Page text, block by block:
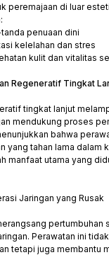
peremajaan di luar
penuaan dini
kelelahan dan stres
kulit dan vitalitas
Regeneratif Tingkat
tingkat lanjut
mendukung proses
bahwa
yang tahan lama dalam
manfaat utama yang
Jaringan yang Rusak
pertumbuhan
Perawatan ini
tetapi juga membantu